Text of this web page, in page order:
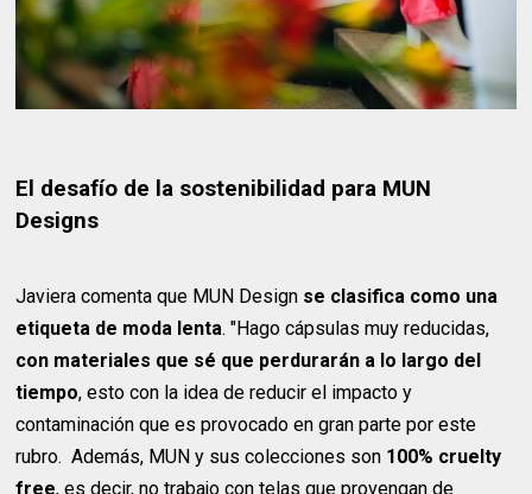
El desafío de la sostenibilidad para MUN
Designs
Javiera comenta que MUN Design se clasifica como una
etiqueta de moda lenta. "Hago cápsulas muy reducidas,
con materiales que sé que perdurarán a lo largo del
tiempo, esto con la idea de reducir el impacto y
contaminación que es provocado en gran parte por este
rubro. Además, MUN y sus colecciones son 100% cruelty
free, es decir, no trabajo con telas que provengan de